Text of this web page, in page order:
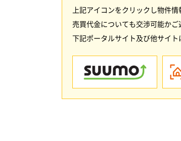
上記アイコンをクリックし物件
売買代金についても交渉可能か
下記ポータルサイト及び他サイ